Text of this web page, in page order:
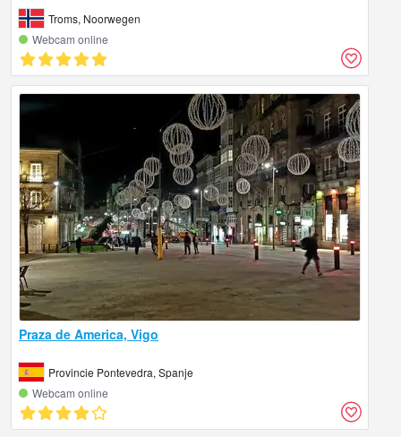
Troms, Noorwegen
Webcam online
Praza de America, Vigo
Provincie Pontevedra, Spanje
Webcam online